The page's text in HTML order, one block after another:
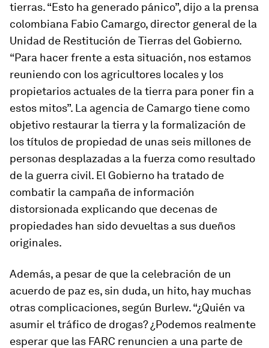
tierras. “Esto ha generado pánico”, dijo a la prensa
colombiana Fabio Camargo, director general de la
Unidad de Restitución de Tierras del Gobierno.
“Para hacer frente a esta situación, nos estamos
reuniendo con los agricultores locales y los
propietarios actuales de la tierra para poner fin a
estos mitos”. La agencia de Camargo tiene como
objetivo restaurar la tierra y la formalización de
los títulos de propiedad de unas seis millones de
personas desplazadas a la fuerza como resultado
de la guerra civil. El Gobierno ha tratado de
combatir la campaña de información
distorsionada explicando que decenas de
propiedades han sido devueltas a sus dueños
originales.
Además, a pesar de que la celebración de un
acuerdo de paz es, sin duda, un hito, hay muchas
otras complicaciones, según Burlew. “¿Quién va
asumir el tráfico de drogas? ¿Podemos realmente
esperar que las FARC renuncien a una parte de